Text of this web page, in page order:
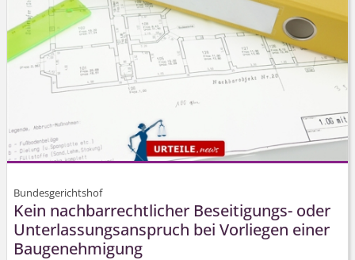
Bundesgerichtshof
Kein nachbarrechtlicher Beseitigungs- oder
Unterlassungs­anspruch bei Vorliegen einer
Baugenehmigung